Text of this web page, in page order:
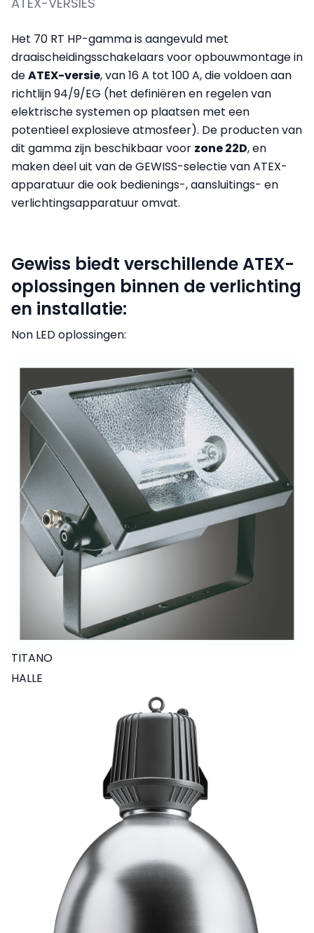
Het 70 RT HP-gamma is aangevuld met
draaischeidingsschakelaars voor opbouwmontage in
deATEX-versie, van 16 A tot 100 A, die voldoen aan
richtlijn 94/9/EG (het definiëren en regelen van
elektrische systemen op plaatsen met een
potentieel explosieve atmosfeer). De producten van
dit gamma zijn beschikbaar voor zone 22D, en
maken deel uit van de GEWISS-selectie van ATEX-
apparatuur die ook bedienings-, aansluitings- en
verlichtingsapparatuur omvat.
Gewiss biedt verschillende ATEX-
oplossingen binnen de verlichting
en installatie:
Non LED oplossingen:
TITANO
HALLE